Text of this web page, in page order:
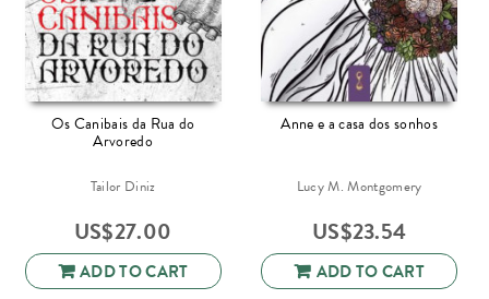
Os Canibais da Rua do
Arvoredo
Tailor Diniz
US$27.00
ADD TO CART
Anne e a casa dos sonhos
Lucy M. Montgomery
US$23.54
ADD TO CART